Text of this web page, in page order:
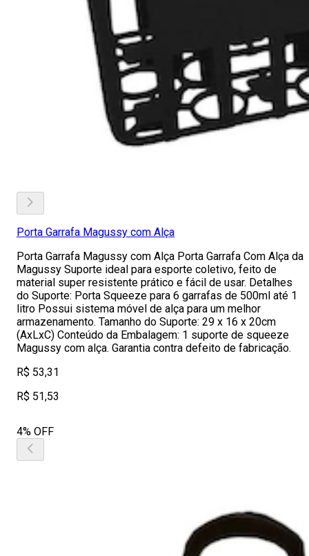
Porta Garrafa Magussy com Alça
Porta Garrafa Magussy com Alça Porta Garrafa Com Alça da
Magussy Suporte ideal para esporte coletivo, feito de
material super resistente prático e fácil de usar. Detalhes
do Suporte: Porta Squeeze para 6 garrafas de 500ml até 1
litro Possui sistema móvel de alça para um melhor
armazenamento. Tamanho do Suporte: 29 x 16 x 20cm
(AxLxC) Conteúdo da Embalagem: 1 suporte de squeeze
Magussy com alça. Garantia contra defeito de fabricação.
R$ 53,31
R$ 51,53
4% OFF